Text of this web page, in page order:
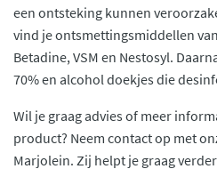
een ontsteking kunnen
vind je ontsmettingsmiddellen
Betadine, VSM en Nestosyl.
70% en alcohol doekjes die
Wil je graag advies of meer
product? Neem contact op met
Marjolein. Zij helpt je graag